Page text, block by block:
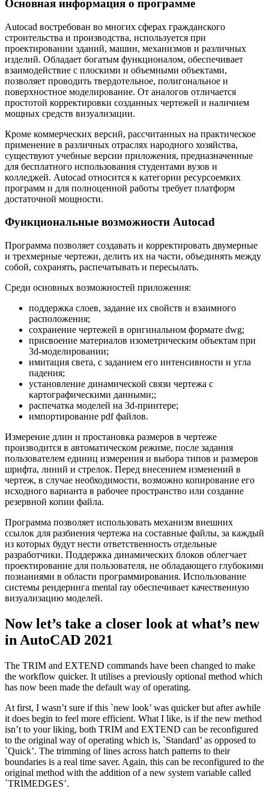
Основная информация о программе
Autocad востребован во многих сферах гражданского
строительства и производства, используется при
проектировании зданий, машин, механизмов и различных
изделий. Обладает богатым функционалом, обеспечивает
взаимодействие с плоскими и объемными объектами,
позволяет проводить твердотельное, полигональное и
поверхностное моделирование. От аналогов отличается
простотой корректировки созданных чертежей и наличием
мощных средств визуализации.
Кроме коммерческих версий, рассчитанных на практическое
применение в различных отраслях народного хозяйства,
существуют учебные версии приложения, предназначенные
для бесплатного использования студентами вузов и
колледжей. Autocad относится к категории ресурсоемких
программ и для полноценной работы требует платформ
достаточной мощности.
Функциональные возможности Autocad
Программа позволяет создавать и корректировать двумерные
и трехмерные чертежи, делить их на части, объединять между
собой, сохранять, распечатывать и пересылать.
Среди основных возможностей приложения:
поддержка слоев, задание их свойств и взаимного
расположения;
сохранение чертежей в оригинальном формате dwg;
присвоение материалов изометрическим объектам при
3d-моделировании;
имитация света, с заданием его интенсивности и угла
падения;
установление динамической связи чертежа с
картографическими данными;;
распечатка моделей на 3d-принтере;
импортирование pdf файлов.
Измерение длин и простановка размеров в чертеже
производится в автоматическом режиме, после задания
пользователем единиц измерения и выбора типов и размеров
шрифта, линий и стрелок. Перед внесением изменений в
чертеж, в случае необходимости, возможно копирование его
исходного варианта в рабочее пространство или создание
резервной копии файла.
Программа позволяет использовать механизм внешних
ссылок для разбиения чертежа на составные файлы, за каждый
из которых будут нести ответственность отдельные
разработчики. Поддержка динамических блоков облегчает
проектирование для пользователя, не обладающего глубокими
познаниями в области программирования. Использование
системы рендеринга mental ray обеспечивает качественную
визуализацию моделей.
Now let’s take a closer look at what’s new
in AutoCAD 2021
The TRIM and EXTEND commands have been changed to make
the workflow quicker. It utilises a previously optional method which
has now been made the default way of operating.
At first, I wasn’t sure if this `new look’ was quicker but after awhile
it does begin to feel more efficient. What I like, is if the new method
isn’t to your liking, both TRIM and EXTEND can be reconfigured
to the original way of operating which is, `Standard’ as opposed to
`Quick’. The trimming of lines across hatch patterns to their
boundaries is a real time saver. Again, this can be reconfigured to the
original method with the addition of a new system variable called
`TRIMEDGES’.